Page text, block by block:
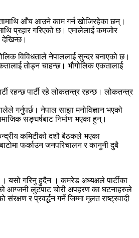
आँच आउने काम गर्न खोजिरहेका छन्।
प्रहार गरिएको छ। एमालेलाई कमजोर
देखिन्छ।
विविधताले नेपाललाई सुन्दर बनाएको छ।
तोड्न चाहन्छ। भौगोलिक एकतालाई
रहन्छ पार्टी रहे लोकतन्त्र रहन्छ। लोकतन्त्र
गर्नुपर्छ। नेपाल साझा मनोविज्ञान भएको
सङ्घर्षबाट निर्माण भएका हुन्।
कमिटीको दशौ बैठकले भएका
फर्काउन जनपरिचालन र कानुनी दुबै
यसो गरिनु हुदैन । कमरेड अध्यक्षले पार्टीका
आग्जनी लुटपाट चोरी अपहरण का घटनाहरुले
र प्रवर्द्धन गर्ने जिम्मा मूलत राष्ट्रवादी